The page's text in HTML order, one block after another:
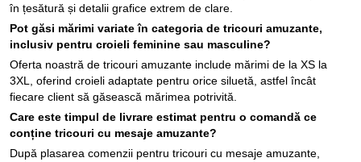
în țesătură și detalii grafice extrem de clare.
Pot găsi mărimi variate în categoria de tricouri amuzante,
inclusiv pentru croieli feminine sau masculine?
Oferta noastră de tricouri amuzante include mărimi de la XS la
3XL, oferind croieli adaptate pentru orice siluetă, astfel încât
fiecare client să găsească mărimea potrivită.
Care este timpul de livrare estimat pentru o comandă ce
conține tricouri cu mesaje amuzante?
După plasarea comenzii pentru tricouri cu mesaje amuzante,